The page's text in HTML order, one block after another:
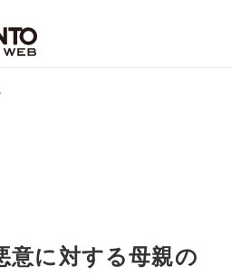
意に対する母親の